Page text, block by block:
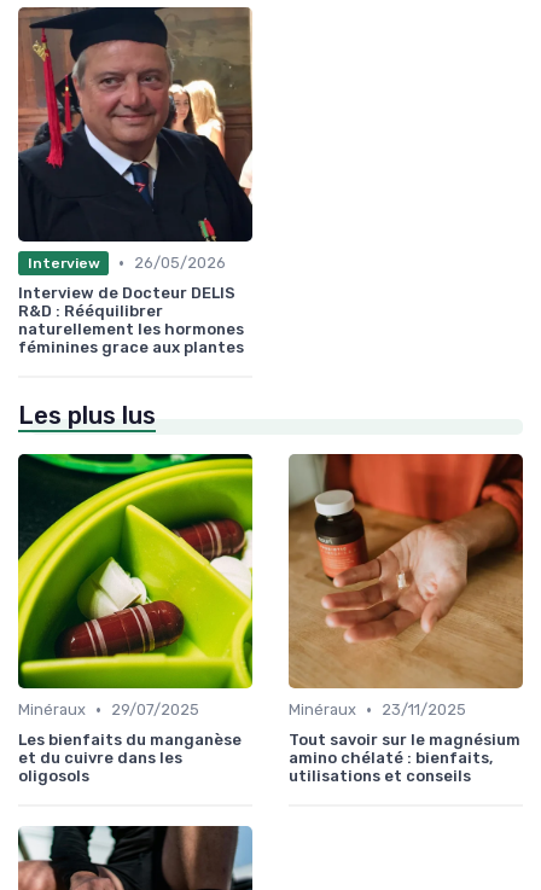
Interview •
26/05/2026
Interview de Docteur DELIS
R&D : Rééquilibrer
naturellement les hormones
féminines grace aux plantes
Les plus lus
Minéraux •
29/07/2025
Les bienfaits du manganèse
et du cuivre dans les
oligosols
Minéraux •
23/11/2025
Tout savoir sur le magnésium
amino chélaté : bienfaits,
utilisations et conseils